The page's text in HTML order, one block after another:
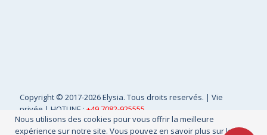
Copyright © 2017-2026 Elysia. Tous droits reservés. |Vie
privée | HOTLINE :+49 7082-925555
Nous utilisons des cookies pour vous offrir la meilleure
expérience sur notre site. Vous pouvez en savoir plus sur les